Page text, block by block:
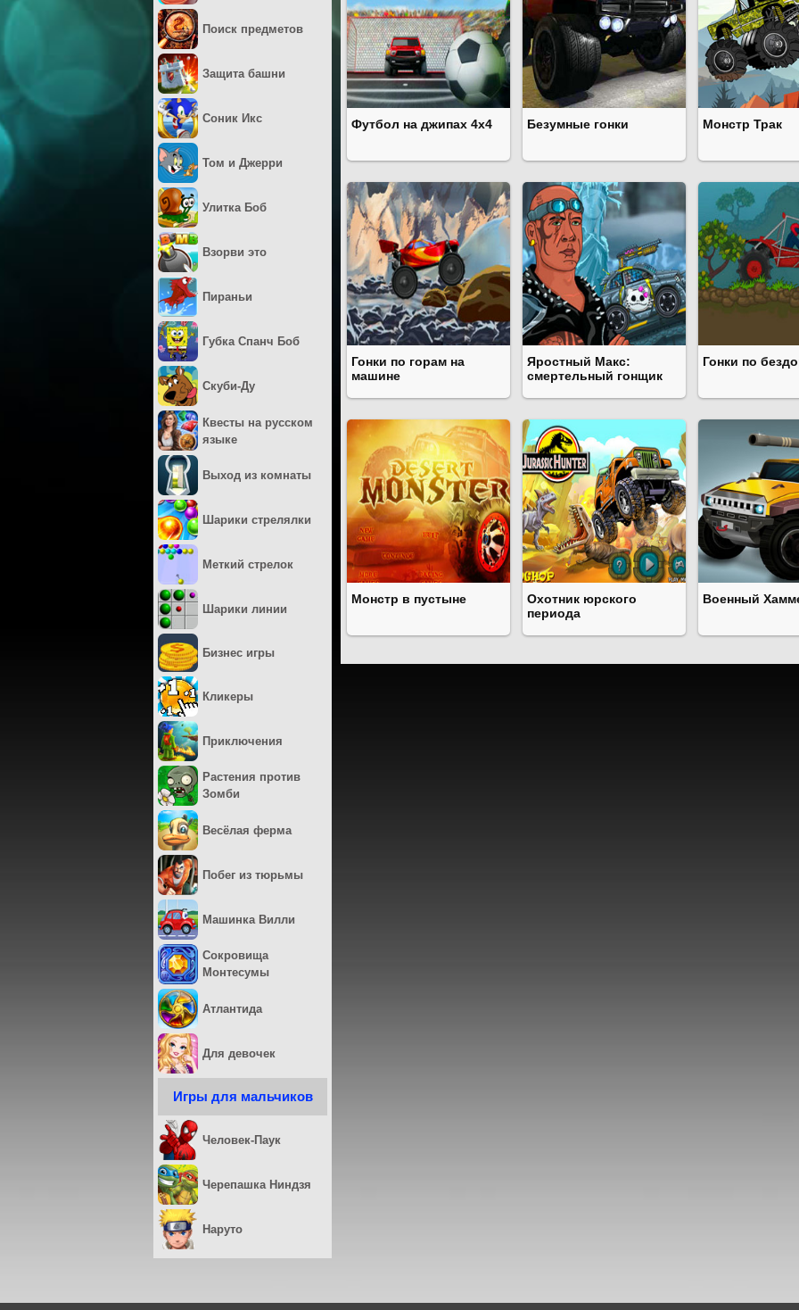
Футбол на джипах 4х4 Безумные гонки Монстр Трак
Гонки по горам на
машине
Яростный Макс:
смертельный гонщик
Гонки по
Монстр в пустыне
Охотник юрского
периода
Военный
Поиск предметов
Защита башни
Соник Икс
Том и Джерри
Улитка Боб
Взорви это
Пираньи
Губка Спанч Боб
Скуби-Ду
Квесты на русском
языке
Выход из комнаты
Шарики стрелялки
Меткий стрелок
Шарики линии
Бизнес игры
Кликеры
Приключения
Растения против
Зомби
Весёлая ферма
Побег из тюрьмы
Машинка Вилли
Сокровища
Монтесумы
Атлантида
Для девочек
Игры для мальчиков
Человек-Паук
Черепашка Ниндзя
Наруто